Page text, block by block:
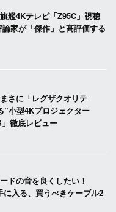
艦4Kテレビ「Z95C」視聴
家が「傑作」と高評価する
さに「レグザクオリテ
”小型4Kプロジェクター
」徹底レビュー
ドの音を良くしたい！
に入る、買うべきケーブル2